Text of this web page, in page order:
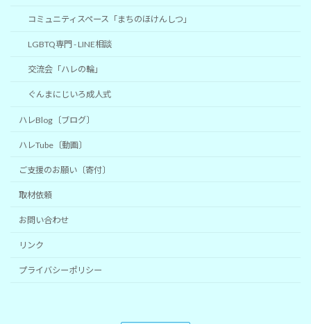
コミュニティスペース「まちのほけんしつ」
LGBTQ専門 - LINE相談
交流会「ハレの輪」
ぐんまにじいろ成人式
ハレBlog〔ブログ〕
ハレTube〔動画〕
ご支援のお願い〔寄付〕
取材依頼
お問い合わせ
リンク
プライバシーポリシー